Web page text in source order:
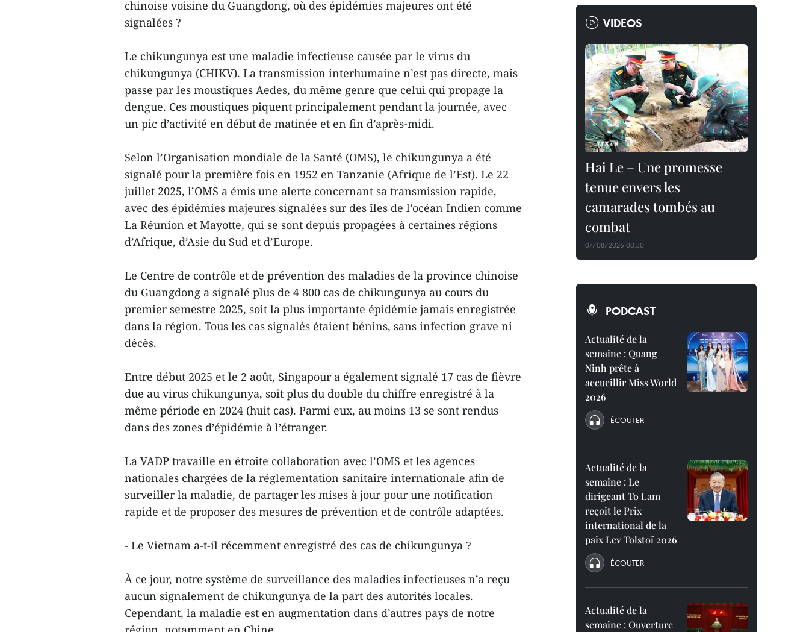
chinoise voisine du Guangdong, où des épidémies majeures ont été
signalées ?
Le chikungunya est une maladie infectieuse causée par le virus du
chikungunya (CHIKV). La transmission interhumaine n’est pas directe, mais
passe par les moustiques Aedes, du même genre que celui qui propage la
dengue. Ces moustiques piquent principalement pendant la journée, avec
un pic d’activité en début de matinée et en fin d’après-midi.
Selon l’Organisation mondiale de la Santé (OMS), le chikungunya a été
signalé pour la première fois en 1952 en Tanzanie (Afrique de l’Est). Le 22
juillet 2025, l’OMS a émis une alerte concernant sa transmission rapide,
avec des épidémies majeures signalées sur des îles de l’océan Indien comme
La Réunion et Mayotte, qui se sont depuis propagées à certaines régions
d’Afrique, d’Asie du Sud et d’Europe.
Le Centre de contrôle et de prévention des maladies de la province chinoise
du Guangdong a signalé plus de 4 800 cas de chikungunya au cours du
premier semestre 2025, soit la plus importante épidémie jamais enregistrée
dans la région. Tous les cas signalés étaient bénins, sans infection grave ni
décès.
Entre début 2025 et le 2 août, Singapour a également signalé 17 cas de fièvre
due au virus chikungunya, soit plus du double du chiffre enregistré à la
même période en 2024 (huit cas). Parmi eux, au moins 13 se sont rendus
dans des zones d’épidémie à l’étranger.
La VADP travaille en étroite collaboration avec l’OMS et les agences
nationales chargées de la réglementation sanitaire internationale afin de
surveiller la maladie, de partager les mises à jour pour une notification
rapide et de proposer des mesures de prévention et de contrôle adaptées.
- Le Vietnam a-t-il récemment enregistré des cas de chikungunya ?
À ce jour, notre système de surveillance des maladies infectieuses n’a reçu
aucun signalement de chikungunya de la part des autorités locales.
Cependant, la maladie est en augmentation dans d’autres pays de notre
VIDEOS
Hai Le – Une promesse
tenue envers les
camarades tombés au
combat
07/08/2026 00:30
PODCAST
Actualité de la
semaine : Quang
Ninh prête à
accueillir Miss World
2026
ÉCOUTER
Actualité de la
semaine : Le
dirigeant To Lam
reçoit le Prix
international de la
paix Lev Tolstoï 2026
ÉCOUTER
Actualité de la
semaine : Ouverture